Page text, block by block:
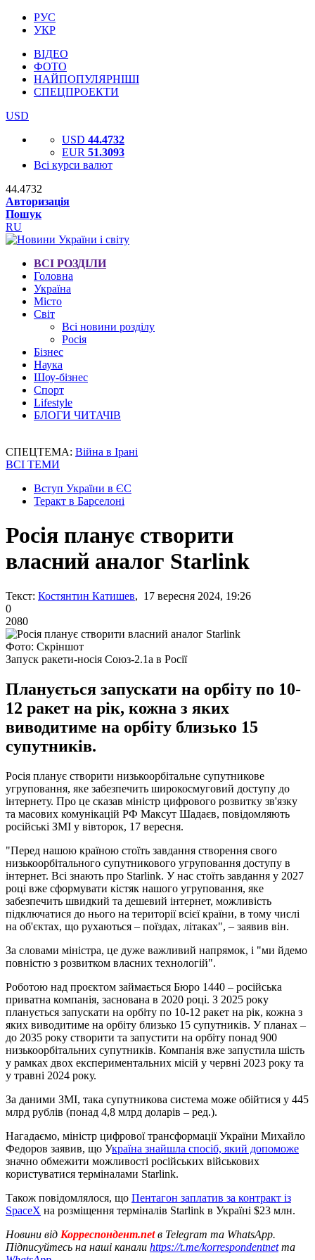
РУС
УКР
ВІДЕО
ФОТО
НАЙПОПУЛЯРНІШІ
СПЕЦПРОЕКТИ
USD
USD 44.4732
EUR 51.3093
Всі курси валют
44.4732
Авторизація
Пошук
RU
ВСІ РОЗДІЛИ
Головна
Україна
Місто
Світ
Всі новини розділу
Росія
Бізнес
Наука
Шоу-бізнес
Спорт
Lifestyle
БЛОГИ ЧИТАЧІВ
СПЕЦТЕМА: Війна в Ірані
ВСІ ТЕМИ
Вступ України в ЄС
Теракт в Барселоні
Росія планує створити
власний аналог Starlink
Текст: Костянтин Катишев, 17 вересня 2024, 19:26
0
2080
Фото: Скріншот
Запуск ракети-носія Союз-2.1а в Росії
Планується запускати на орбіту по 10-
12 ракет на рік, кожна з яких
виводитиме на орбіту близько 15
супутників.
Росія планує створити низькоорбітальне супутникове
угруповання, яке забезпечить широкосмуговий доступу до
інтернету. Про це сказав міністр цифрового розвитку зв'язку
та масових комунікацій РФ Максут Шадаєв, повідомляють
російські ЗМІ у вівторок, 17 вересня.
"Перед нашою країною стоїть завдання створення свого
низькоорбітального супутникового угруповання доступу в
інтернет. Всі знають про Starlink. У нас стоїть завдання у 2027
році вже сформувати кістяк нашого угруповання, яке
забезпечить швидкий та дешевий інтернет, можливість
підключатися до нього на території всієї країни, в тому числі
на об'єктах, що рухаються – поїздах, літаках", – заявив він.
За словами міністра, це дуже важливий напрямок, і "ми йдемо
повністю з розвитком власних технологій".
Роботою над проєктом займається Бюро 1440 – російська
приватна компанія, заснована в 2020 році. З 2025 року
планується запускати на орбіту по 10-12 ракет на рік, кожна з
яких виводитиме на орбіту близько 15 супутників. У планах –
до 2035 року створити та запустити на орбіту понад 900
низькоорбітальних супутників. Компанія вже запустила шість
у рамках двох експериментальних місій у червні 2023 року та
у травні 2024 року.
За даними ЗМІ, така супутникова система може обійтися у 445
млрд рублів (понад 4,8 млрд доларів – ред.).
Нагадаємо, міністр цифрової трансформації України Михайло
Федоров заявив, що Україна знайшла спосіб, який допоможе
значно обмежити можливості російських військових
користуватися терміналами Starlink.
Також повідомлялося, що Пентагон заплатив за контракт із
SpaceX на розміщення терміналів Starlink в Україні $23 млн.
Новини від Корреспондент.netв Telegram та WhatsApp.
Підписуйтесь на наші канали https://t.me/korrespondentnetта